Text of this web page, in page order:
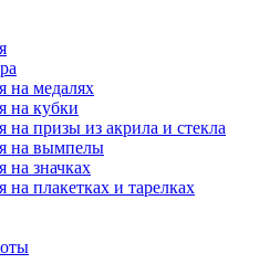
на медалях
на кубки
на призы из акрила и стекла
на вымпелы
на значках
на плакетках и тарелках